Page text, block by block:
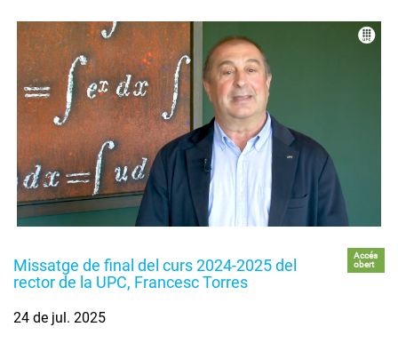
Missatge de final del curs 2024-2025 del
rector de la UPC, Francesc Torres
Accés
obert
24 de jul. 2025